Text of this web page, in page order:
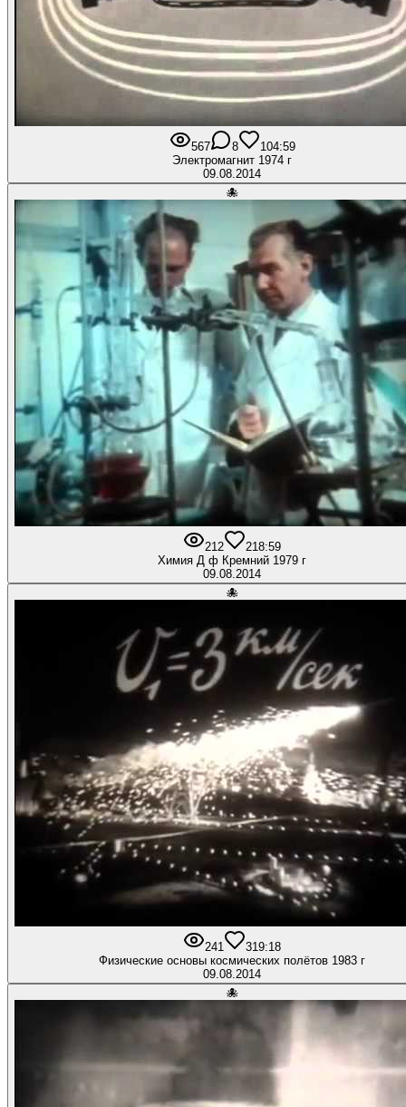
567 8 104:59
Электромагнит 1974 г
09.08.2014
🐙
212 218:59
Химия Д ф Кремний 1979 г
09.08.2014
🐙
241 319:18
Физические основы космических полётов 1983 г
09.08.2014
🐙